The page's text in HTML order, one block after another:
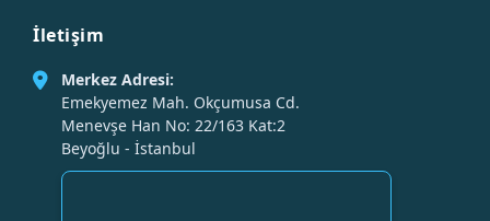
İletişim
Merkez Adresi:
Emekyemez Mah. Okçumusa Cd.
Menevşe Han No: 22/163 Kat:2
Beyoğlu - İstanbul